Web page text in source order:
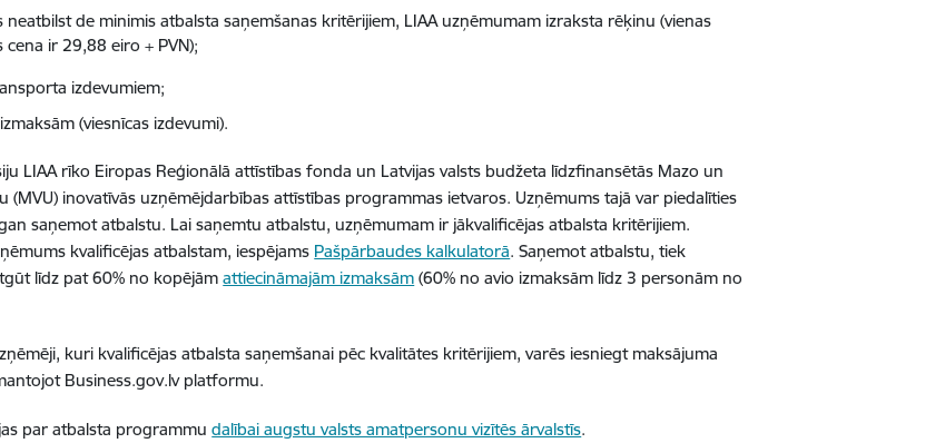
neatbilst de minimis atbalsta saņemšanas kritērijiem, LIAA uzņēmumam izraksta rēķinu (vienas
cena ir 29,88 eiro + PVN);
izdevumiem;
(viesnīcas izdevumi).
LIAA rīko Eiropas Reģionālā attīstības fonda un Latvijas valsts budžeta līdzfinansētās Mazo un
(MVU) inovatīvās uzņēmējdarbības attīstības programmas ietvaros. Uzņēmums tajā var piedalīties
saņemot atbalstu. Lai saņemtu atbalstu, uzņēmumam ir jākvalificējas atbalsta kritērijiem.
kvalificējas atbalstam, iespējams Pašpārbaudes kalkulatorā. Saņemot atbalstu, tiek
līdz pat 60% no kopējāmattiecināmajām izmaksām (60% no avio izmaksām līdz 3 personām no
kuri kvalificējas atbalsta saņemšanai pēc kvalitātes kritērijiem, varēs iesniegt maksājuma
Business.gov.lv platformu.
par atbalsta programmudalībai augstu valsts amatpersonu vizītēs ārvalstīs.